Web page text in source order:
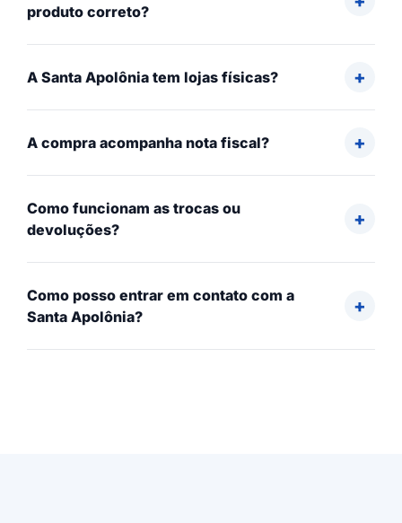
produto correto?
A Santa Apolônia tem lojas físicas?
A compra acompanha nota fiscal?
Como funcionam as trocas ou
devoluções?
Como posso entrar em contato com a
Santa Apolônia?